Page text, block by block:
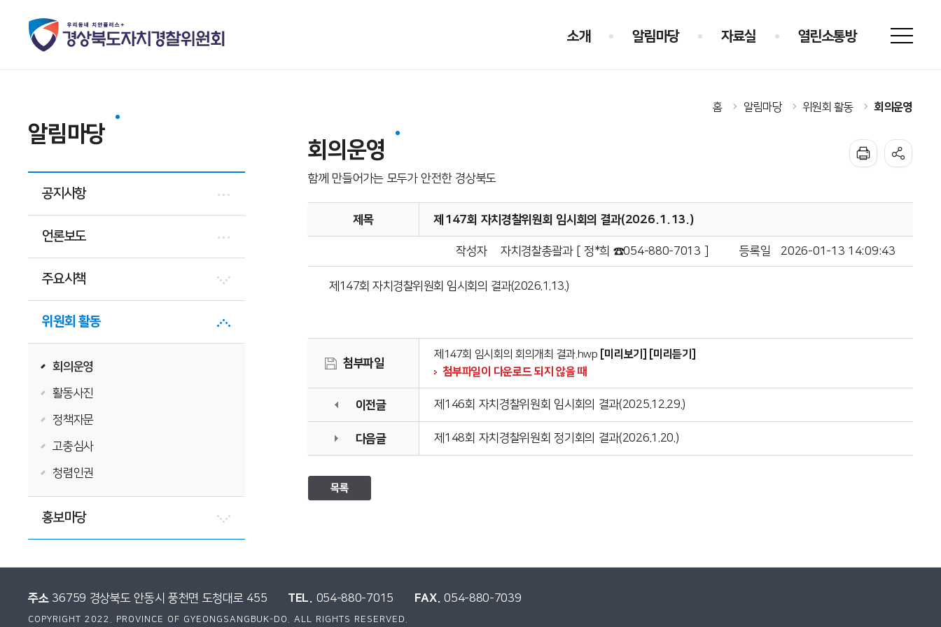
소개 알림마당 자료실 열린소통방
알림마당
공지사항
언론보도
주요시책
위원회 활동
회의운영
활동사진
정책자문
고충심사
청렴인권
홍보마당
홈 알림마당 위원회 활동 회의운영
회의운영
함께 만들어가는 모두가 안전한 경상북도
제목 제147회 자치경찰위원회 임시회의 결과(2026.1.13.)
등록일 2026-01-13 14:09:43
작성자 자치경찰총괄과 [ 정*희 ☎054-880-7013 ]
제147회 자치경찰위원회 임시회의 결과(2026.1.13.)
첨부파일
제147회 임시회의 회의개최 결과.hwp [미리보기] [미리듣기]
첨부파일이 다운로드 되지 않을 때
이전글 제146회 자치경찰위원회 임시회의 결과(2025.12.29.)
다음글 제148회 자치경찰위원회 정기회의 결과(2026.1.20.)
목록
주소36759 경상북도 안동시 풍천면 도청대로 455 TEL. 054-880-7015 FAX. 054-880-7039
COPYRIGHT 2022. PROVINCE OF GYEONGSANGBUK-DO. ALL RIGHTS RESERVED.